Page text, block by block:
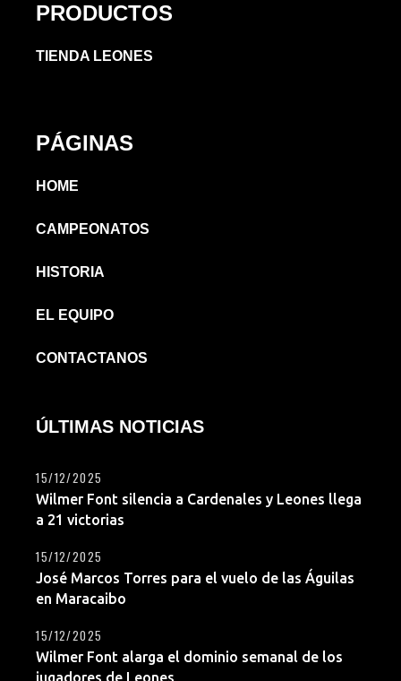
PRODUCTOS
TIENDA LEONES
PÁGINAS
HOME
CAMPEONATOS
HISTORIA
EL EQUIPO
CONTACTANOS
ÚLTIMAS NOTICIAS
Wilmer Font silencia a Cardenales y Leones llega
a 21 victorias
15/12/2025
José Marcos Torres para el vuelo de las Águilas
en Maracaibo
15/12/2025
Wilmer Font alarga el dominio semanal de los
jugadores de Leones
15/12/2025